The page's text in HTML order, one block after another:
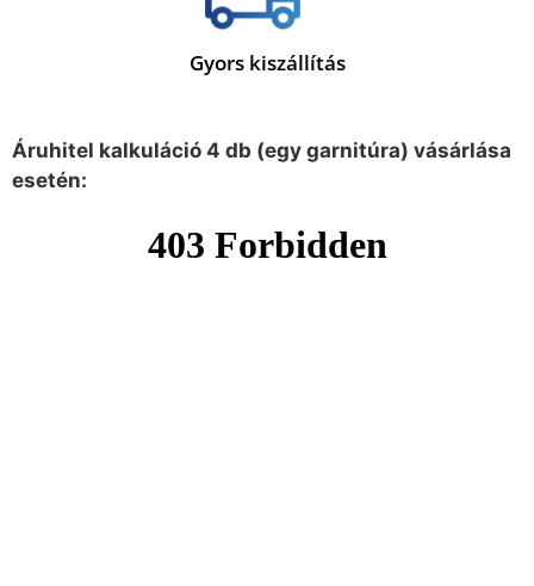
Gyors kiszállítás
Áruhitel kalkuláció 4 db (egy garnitúra) vásárlása
esetén: